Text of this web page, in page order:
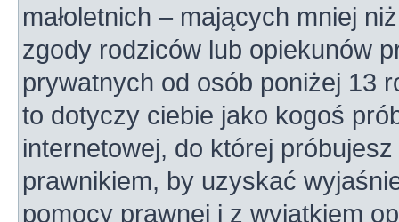
małoletnich – mających mniej
zgody rodziców lub opiekunów
prywatnych od osób poniżej 13
to dotyczy ciebie jako kogoś
internetowej, do której
prawnikiem, by uzyskać
pomocy prawnej i z wyjątkiem